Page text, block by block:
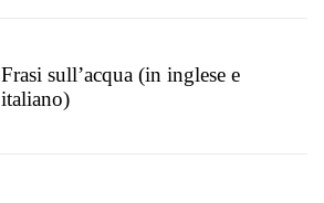
Frasi sull’acqua (in inglese e
italiano)